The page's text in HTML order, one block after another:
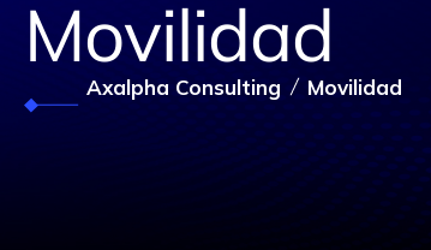
Movilidad
Axalpha Consulting Movilidad